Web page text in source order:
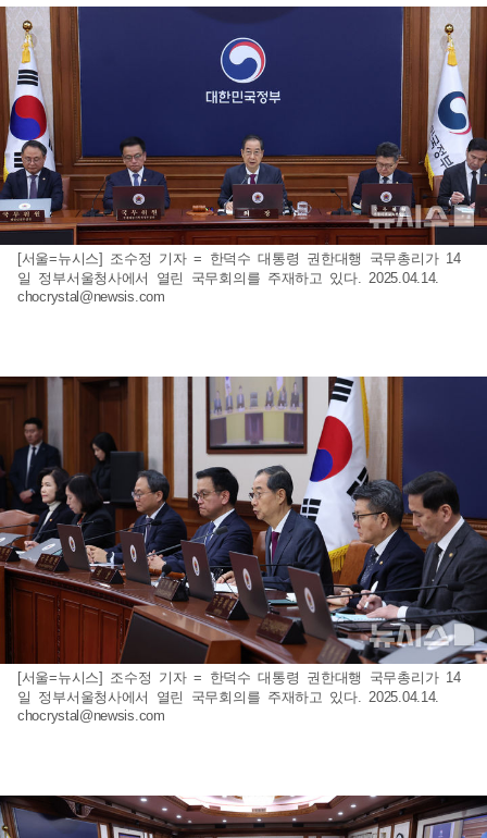
[서울=뉴시스] 조수정 기자 = 한덕수 대통령 권한대행 국무총리가 14
일 정부서울청사에서 열린 국무회의를 주재하고 있다. 2025.04.14.
chocrystal@newsis.com
[서울=뉴시스] 조수정 기자 = 한덕수 대통령 권한대행 국무총리가 14
일 정부서울청사에서 열린 국무회의를 주재하고 있다. 2025.04.14.
chocrystal@newsis.com